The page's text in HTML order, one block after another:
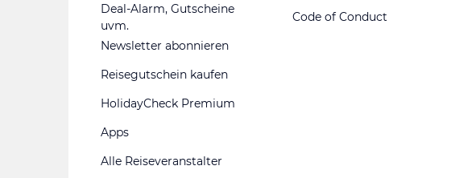
Deal-Alarm, Gutscheine
uvm.
Newsletter abonnieren
Reisegutschein kaufen
HolidayCheck Premium
Apps
Alle Reiseveranstalter
Code of Conduct